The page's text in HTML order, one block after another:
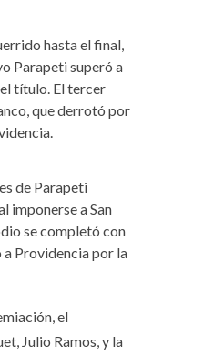
hasta el final,
Parapeti superó a
el título. El tercer
que derrotó por
de Parapeti
imponerse a San
se completó con
a Providencia por la
el
Julio Ramos, y la